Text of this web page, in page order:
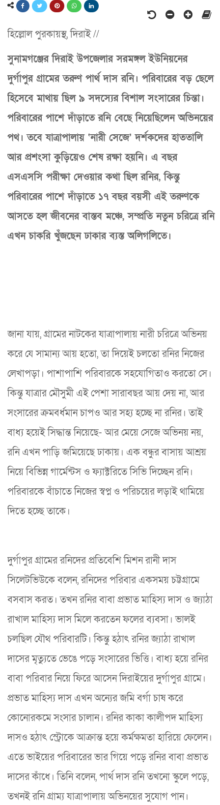
হিল্লোল পুরকায়স্থ, দিরাই //
সুনামগঞ্জের দিরাই উপজেলার সরমঙ্গল ইউনিয়নের
দুর্গাপুর গ্রামের তরুণ পার্থ দাস রনি। পরিবারের বড় ছেলে
হিসেবে মাথায় ছিল ৯ সদস্যের বিশাল সংসারের চিন্তা।
পরিবারের পাশে দাঁড়াতে রনি বেছে নিয়েছিলেন অভিনয়ের
পথ। তবে যাত্রাপালায় ‘নারী সেজে’ দর্শকদের হাততালি
আর প্রশংসা কুড়িয়েও শেষ রক্ষা হয়নি। এ বছর
এসএসসি পরীক্ষা দেওয়ার কথা ছিল রনির, কিন্তু
পরিবারের পাশে দাঁড়াতে ১৭ বছর বয়সী এই তরুণকে
আসতে হল জীবনের বাস্তব মঞ্চে, সম্প্রতি নতুন চরিত্রে রনি
এখন চাকরি খুঁজছেন ঢাকার ব্যস্ত অলিগলিতে।
জানা যায়, গ্রামের নাটকের যাত্রাপালায় নারী চরিত্রে অভিনয়
করে যে সামান্য আয় হতো, তা দিয়েই চলতো রনির নিজের
লেখাপড়া। পাশাপাশি পরিবারকে সহযোগিতাও করতো সে।
কিন্তু যাত্রার মৌসুমী এই পেশা সারাবছর আয় দেয় না, আর
সংসারের ক্রমবর্ধমান চাপও আর সহ্য হচ্ছে না রনির। তাই
বাধ্য হয়েই সিদ্ধান্ত নিয়েছে- আর মেয়ে সেজে অভিনয় নয়,
রনি এখন পাড়ি জমিয়েছে ঢাকায়। এক বন্ধুর বাসায় আশ্রয়
নিয়ে বিভিন্ন গার্মেন্টস ও ফ্যাক্টরিতে সিভি দিচ্ছেন রনি।
পরিবারকে বাঁচাতে নিজের স্বপ্ন ও পরিচয়ের লড়াই থামিয়ে
দিতে হচ্ছে তাকে।
দুর্গাপুর গ্রামের রনিদের প্রতিবেশি মিশন রানী দাস
সিলেটভিউকে বলেন, রনিদের পরিবার একসময় চট্টগ্রামে
বসবাস করত। তখন রনির বাবা প্রভাত মাহিস্য দাস ও জ্যাঠা
রাখাল মাহিস্য দাস মিলে করতেন ফলের ব্যবসা। ভালই
চলছিল যৌথ পরিবারটি। কিন্তু হঠাৎ রনির জ্যাঠা রাখাল
দাসের মৃত্যুতে ভেঙে পড়ে সংসারের ভিত্তি। বাধ্য হয়ে রনির
বাবা পরিবার নিয়ে ফিরে আসেন দিরাইয়ের দুর্গাপুর গ্রামে।
প্রভাত মাহিস্য দাস এখন অন্যের জমি বর্গা চাষ করে
কোনোরকমে সংসার চালান। রনির কাকা কালীপদ মাহিস্য
দাসও হঠাৎ স্ট্রোকে আক্রান্ত হয়ে কর্মক্ষমতা হারিয়ে ফেলেন।
এতে ভাইয়ের পরিবারের ভার গিয়ে পড়ে রনির বাবা প্রভাত
দাসের কাঁধে। তিনি বলেন, পার্থ দাস রনি তখনো স্কুলে পড়ে,
তখনই রনি গ্রাম্য যাত্রাপালায় অভিনয়ের সুযোগ পান।